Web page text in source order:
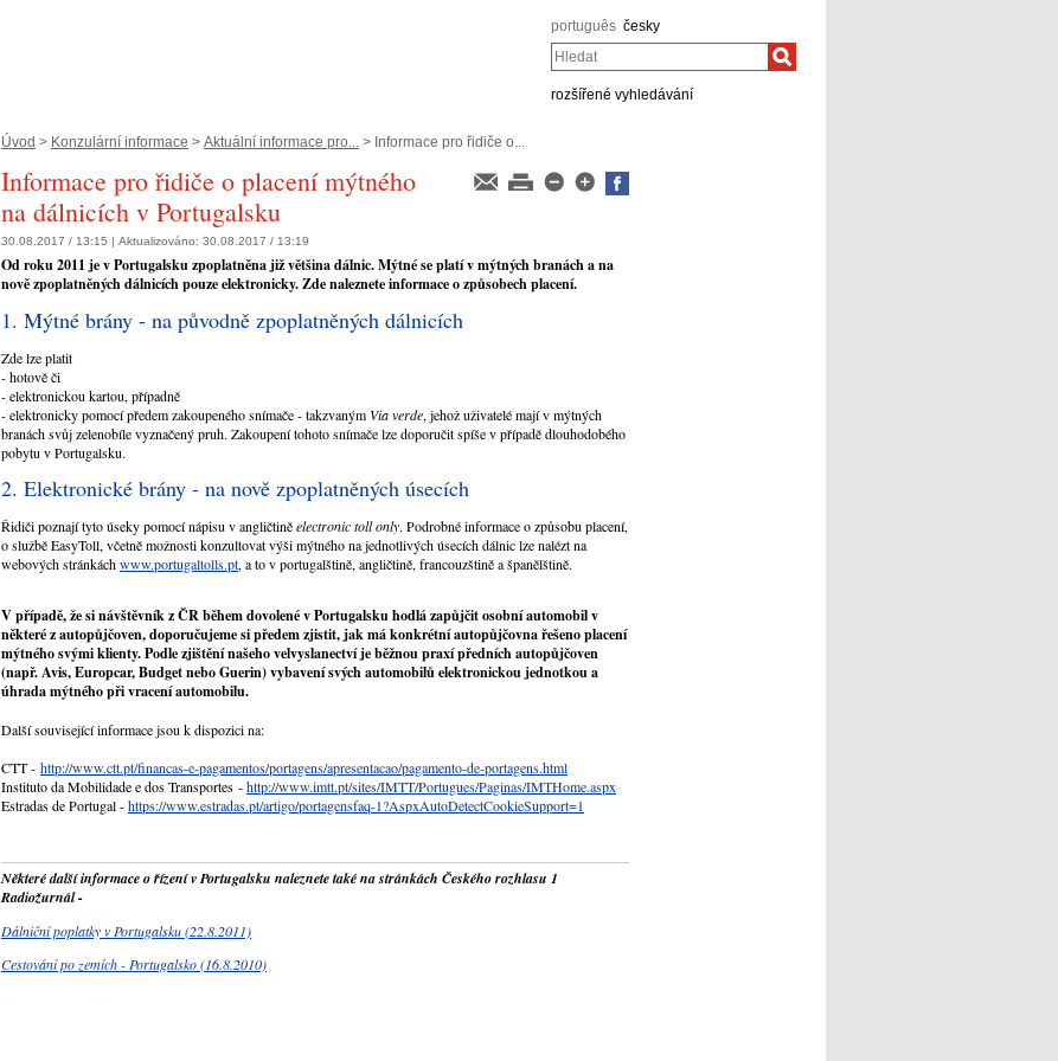
português česky
Hledat
rozšířené vyhledávání
Úvod > Konzulární informace > Aktuální informace pro... > Informace pro řidiče o...
Informace pro řidiče o placení mýtného
na dálnicích v Portugalsku
30.08.2017 / 13:15 | Aktualizováno: 30.08.2017 / 13:19
Od roku 2011 je v Portugalsku zpoplatněna již většina dálnic. Mýtné se platí v mýtných branách a na
nově zpoplatněných dálnicích pouze elektronicky. Zde naleznete informace o způsobech placení.
1. Mýtné brány - na původně zpoplatněných dálnicích
Zde lze platit
- hotově či
- elektronickou kartou, případně
- elektronicky pomocí předem zakoupeného snímače - takzvaným Via verde, jehož uživatelé mají v mýtných
branách svůj zelenobíle vyznačený pruh. Zakoupení tohoto snímače lze doporučit spíše v případě dlouhodobého
pobytu v Portugalsku.
2. Elektronické brány - na nově zpoplatněných úsecích
Řidiči poznají tyto úseky pomocí nápisu v angličtiněelectronic toll only. Podrobné informace o způsobu placení,
o službě EasyToll, včetně možnosti konzultovat výši mýtného na jednotlivých úsecích dálnic lze nalézt na
webových stránkáchwww.portugaltolls.pt, a to v portugalštině, angličtině, francouzštině a španělštině.
V případě, že si návštěvník z ČR během dovolené v Portugalsku hodlá zapůjčit osobní automobil v
některé z autopůjčoven, doporučujeme si předem zjistit, jak má konkrétní autopůjčovna řešeno placení
mýtného svými klienty. Podle zjištění našeho velvyslanectví je běžnou praxí předních autopůjčoven
(např. Avis, Europcar, Budget nebo Guerin) vybavení svých automobilů elektronickou jednotkou a
úhrada mýtného při vracení automobilu.
Další související informace jsou k dispozici na:
CTT - http://www.ctt.pt/financas-e-pagamentos/portagens/apresentacao/pagamento-de-portagens.html
Instituto da Mobilidade e dos Transportes -http://www.imtt.pt/sites/IMTT/Portugues/Paginas/IMTHome.aspx
Estradas de Portugal -https://www.estradas.pt/artigo/portagensfaq-1?AspxAutoDetectCookieSupport=1
Některé další informace o řízení v Portugalsku naleznete také na stránkách Českého rozhlasu 1
Radiožurnál -
Dálniční poplatky v Portugalsku (22.8.2011)
Cestování po zemích - Portugalsko (16.8.2010)